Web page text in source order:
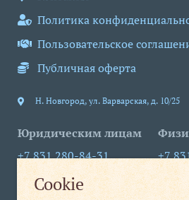
Cookie
Политика
Пользовательское
Публичная оферта
Н. Новгород, ул. Варварская, д. 10/25
Юридическим лицам
+7 831 280-84-31
info@nt-nn.com
+7